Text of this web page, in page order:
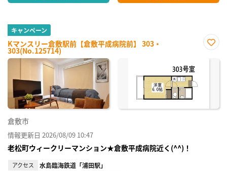
キャンペーン
Kマンスリー倉敷駅前【倉敷平成病院前】 303・
303(No.125714)
に入
倉敷市
情報更新日 2026/08/09 10:47
老松町ウィークリーマンション★倉敷平成病院近く(^^)！
アクセス 水島臨海鉄道「浦田駅」